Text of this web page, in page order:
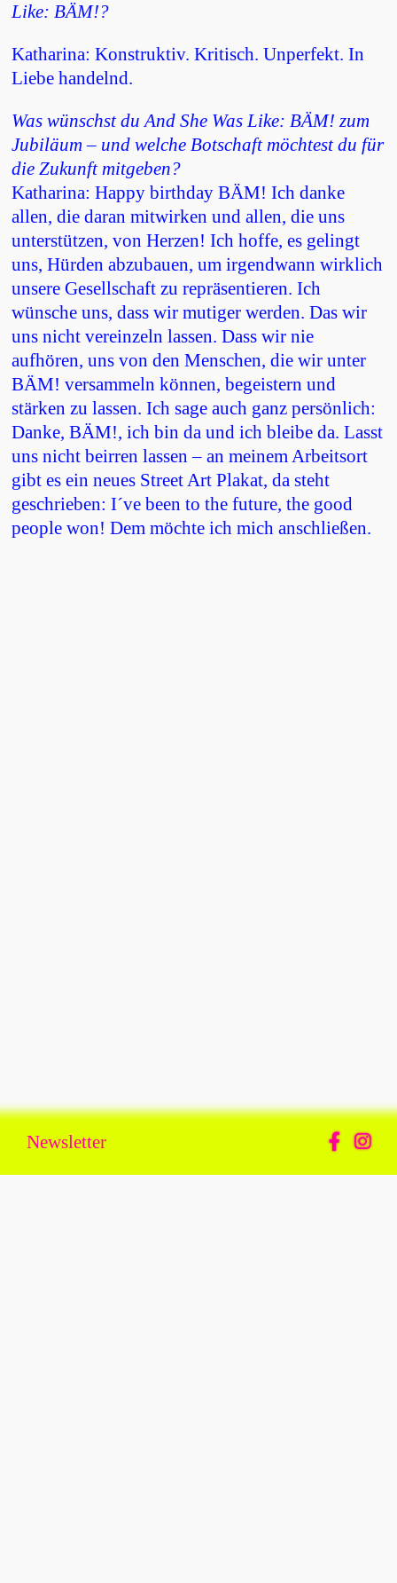
Like: BÄM!?
Katharina: Konstruktiv. Kritisch. Unperfekt. In
Liebe handelnd.
Was wünschst du And She Was Like: BÄM! zum
Jubiläum – und welche Botschaft möchtest du für
die Zukunft mitgeben?
Katharina: Happy birthday BÄM! Ich danke
allen, die daran mitwirken und allen, die uns
unterstützen, von Herzen! Ich hoffe, es gelingt
uns, Hürden abzubauen, um irgendwann wirklich
unsere Gesellschaft zu repräsentieren. Ich
wünsche uns, dass wir mutiger werden. Das wir
uns nicht vereinzeln lassen. Dass wir nie
aufhören, uns von den Menschen, die wir unter
BÄM! versammeln können, begeistern und
stärken zu lassen. Ich sage auch ganz persönlich:
Danke, BÄM!, ich bin da und ich bleibe da. Lasst
uns nicht beirren lassen – an meinem Arbeitsort
gibt es ein neues Street Art Plakat, da steht
geschrieben: I´ve been to the future, the good
people won! Dem möchte ich mich anschließen.
Newsletter